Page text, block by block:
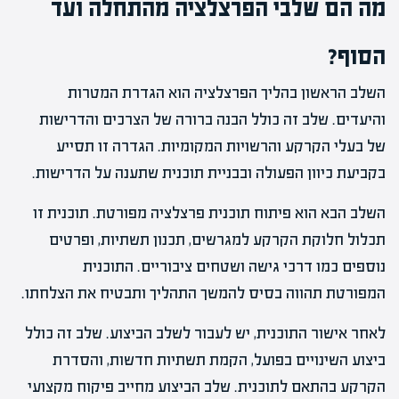
מה הם שלבי הפרצלציה מהתחלה ועד
הסוף?
השלב הראשון בהליך הפרצלציה הוא הגדרת המטרות
והיעדים. שלב זה כולל הבנה ברורה של הצרכים והדרישות
של בעלי הקרקע והרשויות המקומיות. הגדרה זו תסייע
בקביעת כיוון הפעולה ובבניית תוכנית שתענה על הדרישות.
השלב הבא הוא פיתוח תוכנית פרצלציה מפורטת. תוכנית זו
תכלול חלוקת הקרקע למגרשים, תכנון תשתיות, ופרטים
נוספים כמו דרכי גישה ושטחים ציבוריים. התוכנית
המפורטת תהווה בסיס להמשך התהליך ותבטיח את הצלחתו.
לאחר אישור התוכנית, יש לעבור לשלב הביצוע. שלב זה כולל
ביצוע השינויים בפועל, הקמת תשתיות חדשות, והסדרת
הקרקע בהתאם לתוכנית. שלב הביצוע מחייב פיקוח מקצועי